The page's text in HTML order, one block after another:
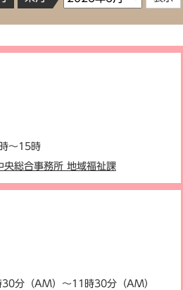
～15時
央総合事務所 地域福祉課
分（AM）～11時30分（AM）